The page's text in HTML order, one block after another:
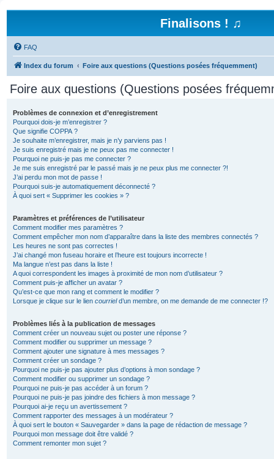
Finalisons ! ♫
FAQ
Index du forum Foire aux questions (Questions posées fréquemment)
Foire aux questions (Questions posées
Problèmes de connexion et d’enregistrement
Pourquoi dois-je m’enregistrer ?
Que signifie COPPA ?
Je souhaite m’enregistrer, mais je n’y parviens pas !
Je suis enregistré mais je ne peux pas me connecter !
Pourquoi ne puis-je pas me connecter ?
Je me suis enregistré par le passé mais je ne peux plus me connecter ?!
J’ai perdu mon mot de passe !
Pourquoi suis-je automatiquement déconnecté ?
À quoi sert « Supprimer les cookies » ?
Paramètres et préférences de l’utilisateur
Comment modifier mes paramètres ?
Comment empêcher mon nom d’apparaître dans la liste des membres connectés ?
Les heures ne sont pas correctes !
J’ai changé mon fuseau horaire et l’heure est toujours incorrecte !
Ma langue n’est pas dans la liste !
A quoi correspondent les images à proximité de mon nom d’utilisateur ?
Comment puis-je afficher un avatar ?
Qu’est-ce que mon rang et comment le modifier ?
Lorsque je clique sur le lien courrield’un membre, on me demande de me connecter !?
Problèmes liés à la publication de messages
Comment créer un nouveau sujet ou poster une réponse ?
Comment modifier ou supprimer un message ?
Comment ajouter une signature à mes messages ?
Comment créer un sondage ?
Pourquoi ne puis-je pas ajouter plus d’options à mon sondage ?
Comment modifier ou supprimer un sondage ?
Pourquoi ne puis-je pas accéder à un forum ?
Pourquoi ne puis-je pas joindre des fichiers à mon message ?
Pourquoi ai-je reçu un avertissement ?
Comment rapporter des messages à un modérateur ?
À quoi sert le bouton « Sauvegarder » dans la page de rédaction de message ?
Pourquoi mon message doit être validé ?
Comment remonter mon sujet ?